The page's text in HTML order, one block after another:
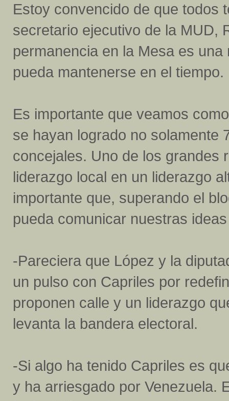
Estoy convencido de que todos
secretario ejecutivo de la MUD,
permanencia en la Mesa es
pueda mantenerse en el tiempo.
Es importante que veamos
se hayan logrado no solamente
concejales. Uno de los grandes
liderazgo local en un liderazgo
importante que, superando el
pueda comunicar nuestras
-Pareciera que López y la
un pulso con Capriles por
proponen calle y un liderazgo
levanta la bandera electoral.
-Si algo ha tenido Capriles es
y ha arriesgado por Venezuela.